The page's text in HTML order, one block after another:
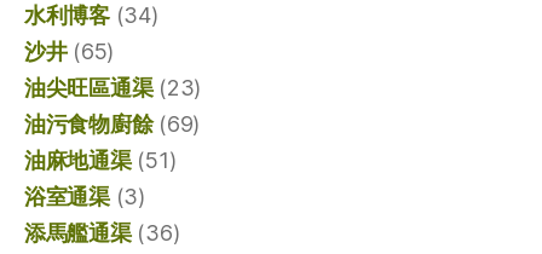
水利博客(34)
沙井(65)
油尖旺區通渠(23)
油污食物廚餘(69)
油麻地通渠(51)
浴室通渠(3)
添馬艦通渠(36)